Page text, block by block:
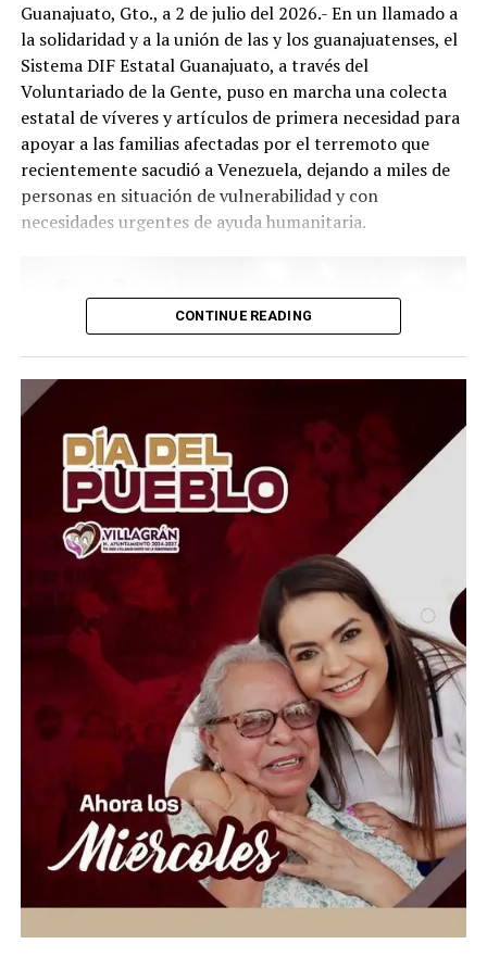
Guanajuato, Gto., a 2 de julio del 2026.- En un llamado a
la solidaridad y a la unión de las y los guanajuatenses, el
Sistema DIF Estatal Guanajuato, a través del
Voluntariado de la Gente, puso en marcha una colecta
estatal de víveres y artículos de primera necesidad para
apoyar a las familias afectadas por el terremoto que
recientemente sacudió a Venezuela, dejando a miles de
personas en situación de vulnerabilidad y con
necesidades urgentes de ayuda humanitaria.
El Presidente del Consejo Consultivo del Sistema DIF
Estatal Guanajuato, Juan Carlos Montesinos Carranza,
señaló que esta iniciativa busca brindar apoyo solidario y
oportuno a quienes atraviesan momentos difíciles, por
lo que convocó a la ciudadanía, al sector empresarial,
asociaciones civiles, grupos voluntarios y sociedad en
general, a sumarse a esta causa mediante la donación de
insumos esenciales.
“Hoy más que nunca es momento de demostrar que la
solidaridad no conoce fronteras. Desde Guanajuato
extendemos la mano a las familias venezolanas que
enfrentan esta emergencia, convencidos de que cada
aportación puede hacer la diferencia en la vida de
quienes más lo necesitan”, expresó.
Ante esta situación de emergencia humanitaria, el
Gobierno de la Gente, a través del Voluntariado de la
Gente, habilitó centros de acopio del 1 al 10 de julio en
el Parque Guanajuato Bicentenario, las oficinas del
CONTINUE READING